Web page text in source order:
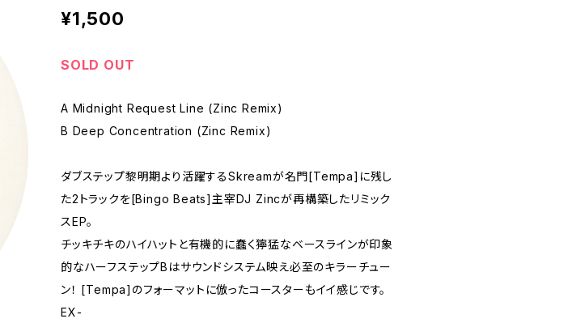
¥1,500
SOLD OUT
A Midnight Request Line (Zinc Remix)
B Deep Concentration (Zinc Remix)
ダブステップ黎明期より活躍するSkreamが名門[Tempa]に残し
た2トラックを[Bingo Beats]主宰DJ Zincが再構築したリミック
スEP。
チッキチキのハイハットと有機的に蠢く獰猛なベースラインが印象
的なハーフステップBはサウンドシステム映え必至のキラーチュー
ン！ [Tempa]のフォーマットに倣ったコースターもイイ感じです。
EX-